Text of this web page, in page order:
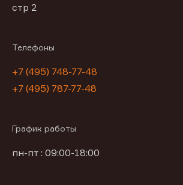
стр 2
Телефоны
+7 (495) 748-77-48
+7 (495) 787-77-48
График работы
пн-пт : 09:00-18:00